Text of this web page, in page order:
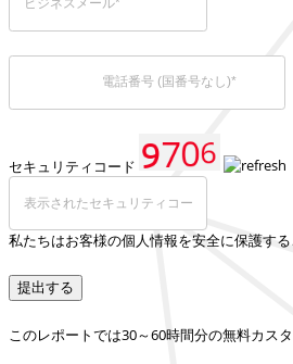
セキュリティコード
私たちはお客様の個人情報を安全に保護する
提出する
このレポートでは30～60時間分の無料カス